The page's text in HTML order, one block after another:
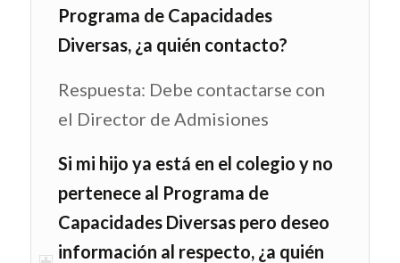
Programa de Capacidades
Diversas, ¿a quién contacto?
Respuesta: Debe contactarse con
el Director de Admisiones
Si mi hijo ya está en el colegio y no
pertenece al Programa de
Capacidades Diversas pero deseo
información al respecto, ¿a quién